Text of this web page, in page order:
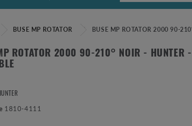
BUSE MP ROTATOR BUSE MP ROTATOR 2000 90-
ROTATOR 2000 90-210° NOIR - HUNTER -
1810-4111